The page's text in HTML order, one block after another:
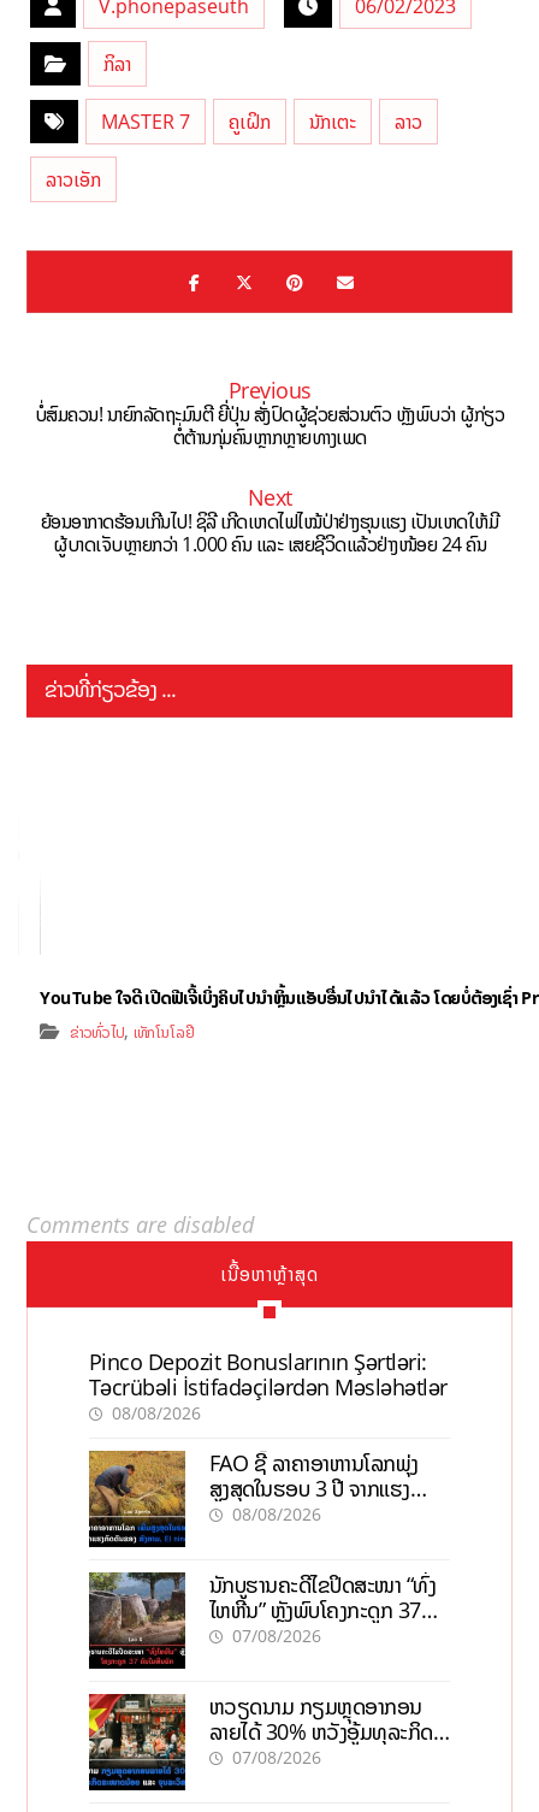
V.phonepaseuth 06/02/2023
ກິລາ
MASTER 7 ຄູເຝິກ ນັກເຕະ ລາວ
ລາວເອັກ
Previous
ບໍ່ສົມຄວນ! ນາຍົກລັດຖະມົນຕີ ຍີ່ປຸ່ນ ສັ່ງປົດຜູ້ຊ່ວຍສ່ວນຕົວ ຫຼັງພົບວ່າ ຜູ້ກ່ຽວ
ຕໍ່ຕ້ານກຸ່ມຄົນຫຼາກຫຼາຍທາງເພດ
Next
ຍ້ອນອາກາດຮ້ອນເກີນໄປ! ຊິລີ ເກີດເຫດໄຟໄໝ້ປ່າຢ່າງຮຸນແຮງ ເປັນເຫດໃຫ້ມີ
ຜູ້ບາດເຈັບຫຼາຍກວ່າ 1.000 ຄົນ ແລະ ເສຍຊີວິດແລ້ວຢ່າງໜ້ອຍ 24 ຄົນ
ຂ່າວທີ່ກ່ຽວຂ້ອງ ...
YouTube ໃຈດີ ເປີດຟີເຈີ້ເບິ່ງຄິບໄປນຳຫຼິ້ນແອັບອື່ນໄປນຳໄດ້ແລ້ວ ໂດຍບໍ່ຕ້ອງເຊົ່າ
ຂ່າວທົ່ວໄປ, ເທັກໂນໂລຢີ
Comments are disabled
ເນື້ອຫາຫຼ້າສຸດ
Pinco Depozit Bonuslarının Şərtləri:
Təcrübəli İstifadəçilərdən Məsləhətlər
08/08/2026
FAO ຊີ້ ລາຄາອາຫານໂລກພຸ່ງ
ສູງສຸດໃນຮອບ 3 ປີ ຈາກແຮງ
ກົດດັນຂອງສົງຄາມ, El nino
08/08/2026
ນັກບູຮານຄະດີໄຂປິດສະໜາ “ທົ່ງ
ໄຫຫີນ” ຫຼັງພົບໂຄງກະດູກ 37
ຄົນໃນຫີນຍັກ
07/08/2026
ຫວຽດນາມ ກຽມຫຼຸດອາກອນ
ລາຍໄດ້ 30% ຫວັງອູ້ມທຸລະກິດ
ຂະໜາດນ້ອຍ ແລະ ຈຸນລະ
07/08/2026